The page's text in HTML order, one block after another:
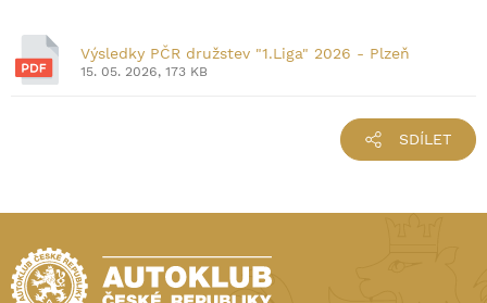
Výsledky PČR družstev "1.Liga" 2026 - Plzeň
15. 05. 2026, 173 KB
SDÍLET